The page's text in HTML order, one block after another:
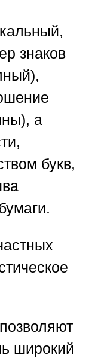
знаков
а
букв,
широкий